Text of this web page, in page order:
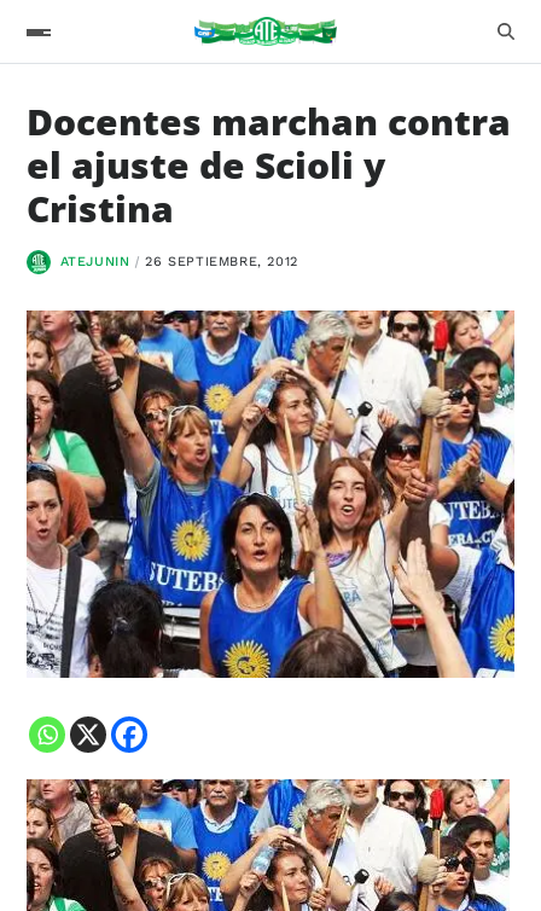
Docentes marchan contra
el ajuste de Scioli y
Cristina
ATEJUNIN 26 SEPTIEMBRE, 2012